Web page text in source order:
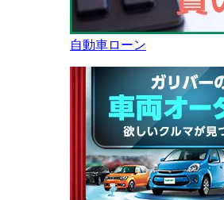
自動車ローン